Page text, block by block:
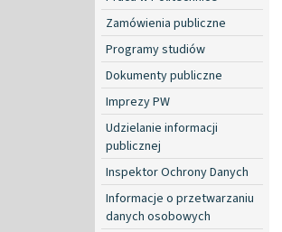
Zamówienia publiczne
Programy studiów
Dokumenty publiczne
Imprezy PW
Udzielanie informacji
publicznej
Inspektor Ochrony Danych
Informacje o przetwarzaniu
danych osobowych